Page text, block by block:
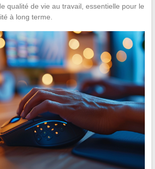
qualité de vie au travail, essentielle pour le
à long terme.